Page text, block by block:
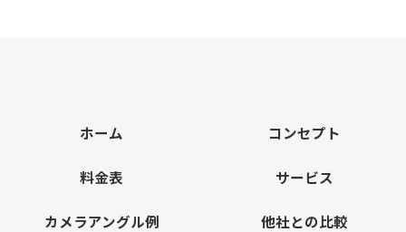
ホーム コンセプト
料金表 サービス
カメラアングル例 他社との比較